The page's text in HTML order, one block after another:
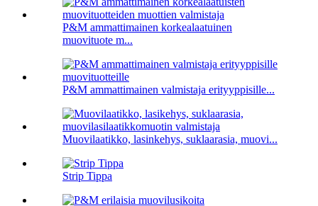
P&M ammattimainen korkealaatuinen
muovituote m...
P&M ammattimainen valmistaja erityyppisille...
Muovilaatikko, lasinkehys, suklaarasia, muovi...
Strip Tippa